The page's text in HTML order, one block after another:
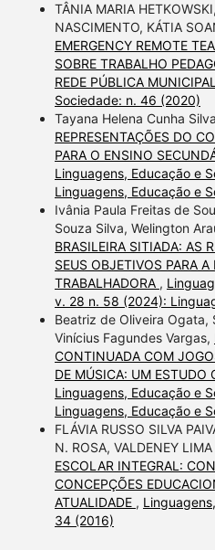
TÂNIA MARIA
NASCIMENTO, KÁTIA
EMERGENCY REMOTE
SOBRE TRABALHO
REDE PÚBLICA MUNICIPAL
Sociedade: n. 46 (2020)
Tayana Helena Cunha
REPRESENTAÇÕES DO
PARA O ENSINO
Linguagens, Educação e
Linguagens, Educação e
Ivânia Paula Freitas de
Souza Silva, Welington
BRASILEIRA SITIADA: AS
SEUS OBJETIVOS PARA
TRABALHADORA ,
v. 28 n. 58 (2024):
Beatriz de Oliveira Ogata,
Vinícius Fagundes Vargas,
CONTINUADA COM
DE MÚSICA: UM ESTUDO
Linguagens, Educação e
Linguagens, Educação e
FLÁVIA RUSSO SILVA
N. ROSA, VALDENEY
ESCOLAR INTEGRAL:
CONCEPÇÕES
ATUALIDADE ,
34 (2016)